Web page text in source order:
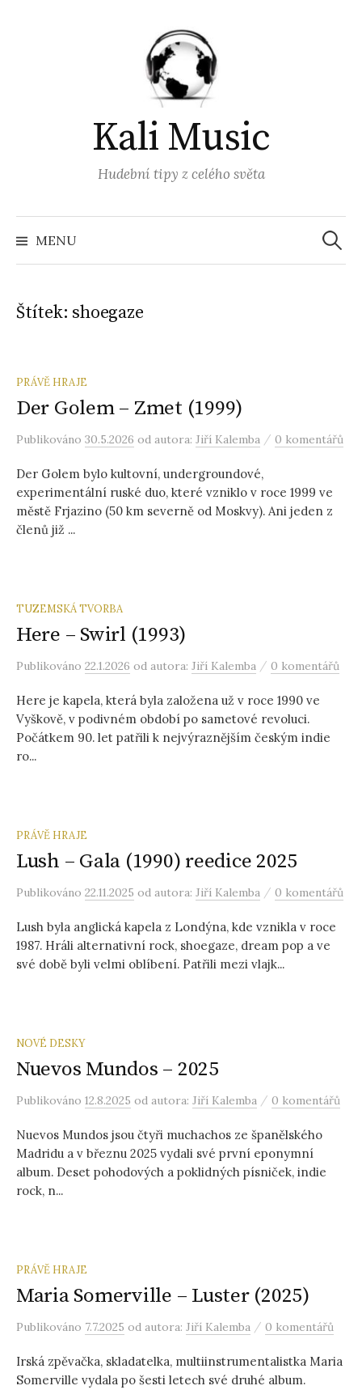
Kali Music
Hudební tipy z celého světa
MENU
Štítek: shoegaze
PRÁVĚ HRAJE
Der Golem – Zmet (1999)
Publikováno 30.5.2026 od autora: Jiří Kalemba / 0 komentářů
Der Golem bylo kultovní, undergroundové,
experimentální ruské duo, které vzniklo v roce 1999 ve
městě Frjazino (50 km severně od Moskvy). Ani jeden z
členů již ...
TUZEMSKÁ TVORBA
Here – Swirl (1993)
Publikováno 22.1.2026 od autora: Jiří Kalemba / 0 komentářů
Here je kapela, která byla založena už v roce 1990 ve
Vyškově, v podivném období po sametové revoluci.
Počátkem 90. let patřili k nejvýraznějším českým indie
ro...
PRÁVĚ HRAJE
Lush – Gala (1990) reedice 2025
Publikováno 22.11.2025 od autora: Jiří Kalemba / 0 komentářů
Lush byla anglická kapela z Londýna, kde vznikla v roce
1987. Hráli alternativní rock, shoegaze, dream pop a ve
své době byli velmi oblíbení. Patřili mezi vlajk...
NOVÉ DESKY
Nuevos Mundos – 2025
Publikováno 12.8.2025 od autora: Jiří Kalemba / 0 komentářů
Nuevos Mundos jsou čtyři muchachos ze španělského
Madridu a v březnu 2025 vydali své první eponymní
album. Deset pohodových a poklidných písniček, indie
rock, n...
PRÁVĚ HRAJE
Maria Somerville – Luster (2025)
Publikováno 7.7.2025 od autora: Jiří Kalemba / 0 komentářů
Irská zpěvačka, skladatelka, multiinstrumentalistka Maria
Somerville vydala po šesti letech své druhé album.